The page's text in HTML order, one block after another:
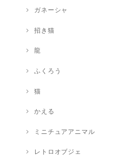
ガネーシャ
招き猫
龍
ふくろう
猫
かえる
ミニチュアアニマル
レトロオブジェ